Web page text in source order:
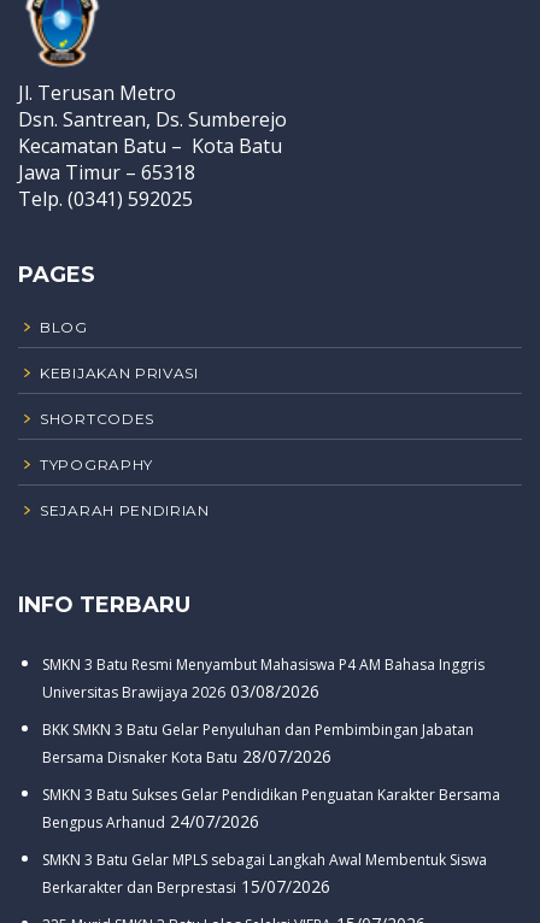
Jl. Terusan Metro
Dsn. Santrean, Ds. Sumberejo
Kecamatan Batu – Kota Batu
Jawa Timur – 65318
Telp. (0341) 592025
PAGES
BLOG
KEBIJAKAN PRIVASI
SHORTCODES
TYPOGRAPHY
SEJARAH PENDIRIAN
INFO TERBARU
SMKN 3 Batu Resmi Menyambut Mahasiswa P4 AM Bahasa Inggris
Universitas Brawijaya 2026 03/08/2026
BKK SMKN 3 Batu Gelar Penyuluhan dan Pembimbingan Jabatan
Bersama Disnaker Kota Batu 28/07/2026
SMKN 3 Batu Sukses Gelar Pendidikan Penguatan Karakter Bersama
Bengpus Arhanud 24/07/2026
SMKN 3 Batu Gelar MPLS sebagai Langkah Awal Membentuk Siswa
Berkarakter dan Berprestasi 15/07/2026